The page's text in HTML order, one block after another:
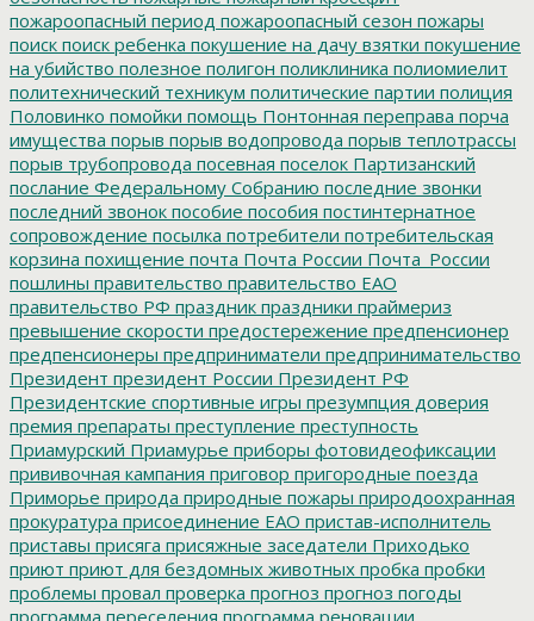
пожароопасный период пожароопасный сезон пожары
поиск поиск ребенка покушение на дачу взятки покушение
на убийство полезное полигон поликлиника полиомиелит
политехнический техникум политические партии полиция
Половинко помойки помощь Понтонная переправа порча
имущества порыв порыв водопровода порыв теплотрассы
порыв трубопровода посевная поселок Партизанский
послание Федеральному Собранию последние звонки
последний звонок пособие пособия постинтернатное
сопровождение посылка потребители потребительская
корзина похищение почта Почта России Почта_России
пошлины правительство правительство ЕАО
правительство РФ праздник праздники праймериз
превышение скорости предостережение предпенсионер
предпенсионеры предприниматели предпринимательство
Президент президент России Президент РФ
Президентские спортивные игры презумпция доверия
премия препараты преступление преступность
Приамурский Приамурье приборы фотовидеофиксации
прививочная кампания приговор пригородные поезда
Приморье природа природные пожары природоохранная
прокуратура присоединение ЕАО пристав-исполнитель
приставы присяга присяжные заседатели Приходько
приют приют для бездомных животных пробка пробки
проблемы провал проверка прогноз прогноз погоды
программа переселения программа реновации